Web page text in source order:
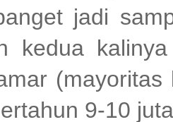
jadi
kedua
9-10